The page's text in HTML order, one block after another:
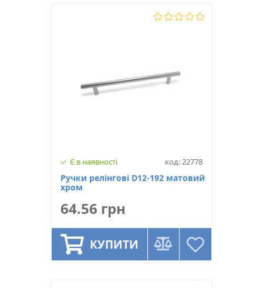
Є в наявності код: 22778
Ручки релінгові D12-192 матовий
хром
64.56 грн
КУПИТИ